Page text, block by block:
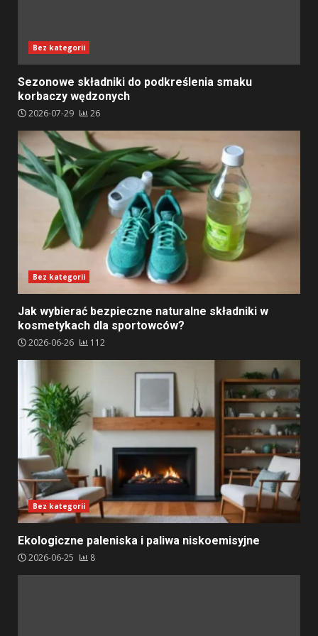
Bez kategorii
Sezonowe składniki do podkreślenia smaku
korbaczy wędzonych
2026-07-29 26
Bez kategorii
Jak wybierać bezpieczne naturalne składniki w
kosmetykach dla sportowców?
2026-06-26 112
Bez kategorii
Ekologiczne paleniska i paliwa niskoemisyjne
2026-06-25 8